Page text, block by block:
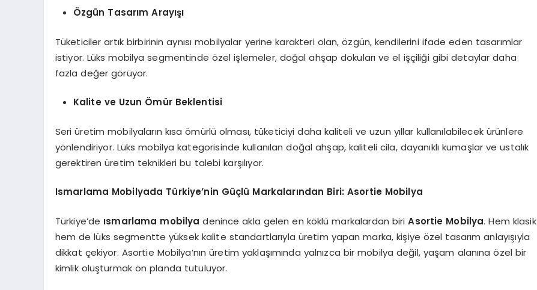
Özgün Tasarım Arayışı
Tüketiciler artık birbirinin aynısı mobilyalar yerine karakteri olan, özgün, kendilerini ifade eden tasarımlar
istiyor. Lüks mobilya segmentinde özel işlemeler, doğal ahşap dokuları ve el işçiliği gibi detaylar daha
fazla değer görüyor.
Kalite ve Uzun Ömür Beklentisi
Seri üretim mobilyaların kısa ömürlü olması, tüketiciyi daha kaliteli ve uzun yıllar kullanılabilecek ürünlere
yönlendiriyor. Lüks mobilya kategorisinde kullanılan doğal ahşap, kaliteli cila, dayanıklı kumaşlar ve ustalık
gerektiren üretim teknikleri bu talebi karşılıyor.
Ismarlama Mobilyada Türkiye’nin Güçlü Markalarından Biri: Asortie Mobilya
Türkiye’de ısmarlama mobilya denince akla gelen en köklü markalardan biriAsortie Mobilya. Hem klasik
hem de lüks segmentte yüksek kalite standartlarıyla üretim yapan marka, kişiye özel tasarım anlayışıyla
dikkat çekiyor. Asortie Mobilya’nın üretim yaklaşımında yalnızca bir mobilya değil, yaşam alanına özel bir
kimlik oluşturmak ön planda tutuluyor.